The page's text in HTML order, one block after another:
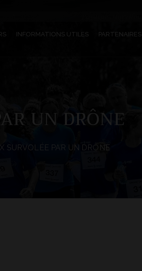
INFORMATIONS UTILES PARTENAIRES
UN DRÔNE
SURVOLÉE PAR UN DRÔNE